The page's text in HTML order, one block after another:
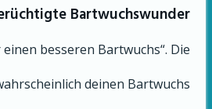
Bartwuchswunder
besseren Bartwuchs“. Die